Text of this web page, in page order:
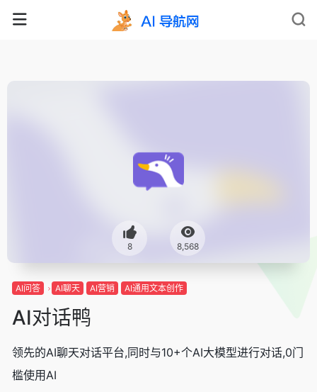
8 8,568
AI问答 AI聊天 AI营销 AI通用文本创作
AI对话鸭
领先的AI聊天对话平台,同时与10+个AI大模型进行对话,0门
槛使用AI